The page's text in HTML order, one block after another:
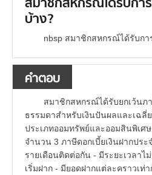
สมาชิกสหกรณ์ได้รับการ
บ้าง?
nbsp สมาชิกสหกรณ์ได้รับกา
คำตอบ
สมาชิกสหกรณ์ได้รับยกเว้นภ
ธรรมดาสำหรับเงินปันผลและเฉลี่
ประเภทออมทรัพย์และออมสินพิเศ
จำนวน 3 ภาษีดอกเบี้ยเงินฝากปร
รายเดือนติดต่อกัน - มีระยะเวลา
เริ่มฝาก - มียอดฝากแต่ละคราวเท่